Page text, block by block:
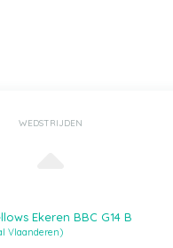
WEDSTRIJDEN
Ekeren BBC G14 B
Vlaanderen)